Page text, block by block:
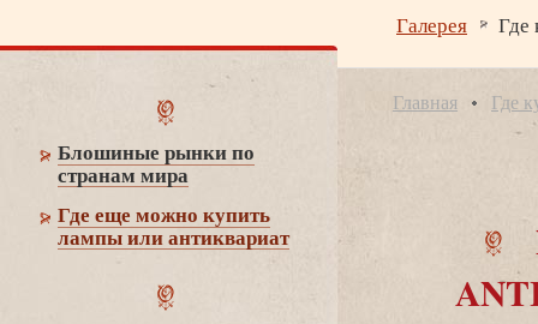
Галерея Где
Блошиные рынки по
странам мира
Где еще можно купить
лампы или антиквариат
Главная Где